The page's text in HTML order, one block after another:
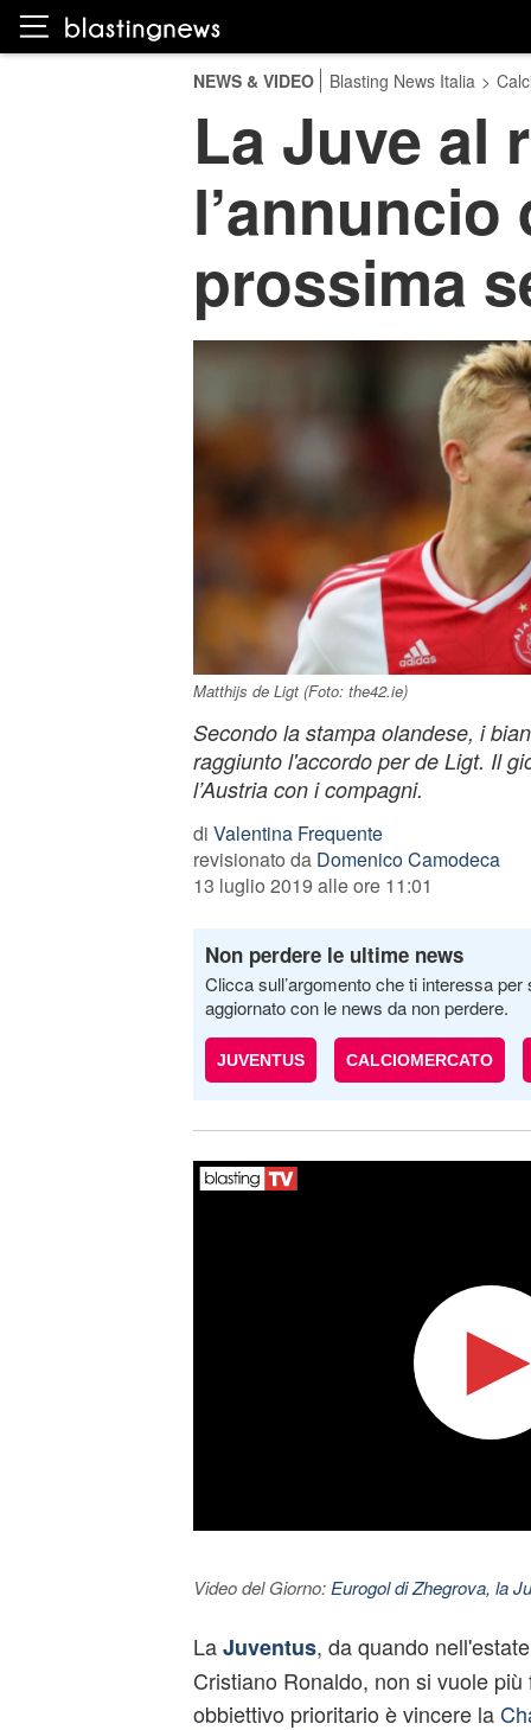
NEWS & VIDEO Blasting News Italia >
La Juve al
prossima
Matthijs de Ligt (Foto: the42.ie)
Secondo la stampa olandese, i
raggiunto l'accordo per de Ligt. Il
l’Austria con i compagni.
di Valentina Frequente
revisionato da Domenico Camodeca
13 luglio 2019 alle ore 11:01
Non perdere le ultime news
Clicca sull’argomento che ti interessa
aggiornato con le news da non perdere.
JUVENTUS CALCIOMERCATO
Video del Giorno: Eurogol di Zhegrova, la
LaJuventus, da quando
Cristiano Ronaldo, non si vuole
obbiettivo prioritario è vincere la